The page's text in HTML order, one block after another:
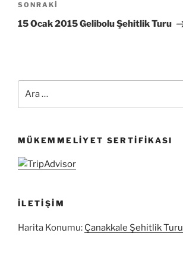
Sonraki
Yazı
SONRAKI
15 Ocak 2015 Gelibolu Şehitlik Turu
MÜKEMMELIYET SERTIFIKASI
İLETIŞIM
Harita Konumu: Çanakkale Şehitlik Turu